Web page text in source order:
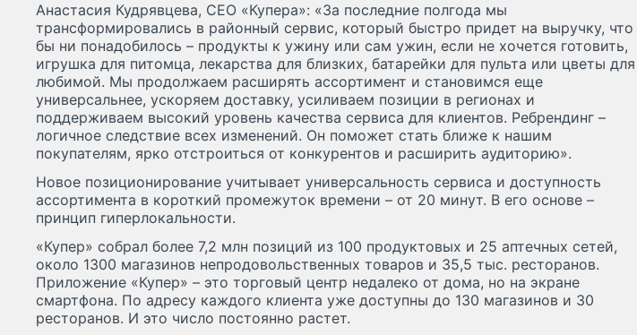
Анастасия Кудрявцева, CEO «Купера»: «За последние полгода мы
трансформировались в районный сервис, который быстро придет на выручку, что
бы ни понадобилось – продукты к ужину или сам ужин, если не хочется готовить,
игрушка для питомца, лекарства для близких, батарейки для пульта или цветы для
любимой. Мы продолжаем расширять ассортимент и становимся еще
универсальнее, ускоряем доставку, усиливаем позиции в регионах и
поддерживаем высокий уровень качества сервиса для клиентов. Ребрендинг –
логичное следствие всех изменений. Он поможет стать ближе к нашим
покупателям, ярко отстроиться от конкурентов и расширить аудиторию».
Новое позиционирование учитывает универсальность сервиса и доступность
ассортимента в короткий промежуток времени – от 20 минут. В его основе –
принцип гиперлокальности.
«Купер» собрал более 7,2 млн позиций из 100 продуктовых и 25 аптечных сетей,
около 1300 магазинов непродовольственных товаров и 35,5 тыс. ресторанов.
Приложение «Купер» – это торговый центр недалеко от дома, но на экране
смартфона. По адресу каждого клиента уже доступны до 130 магазинов и 30
ресторанов. И это число постоянно растет.